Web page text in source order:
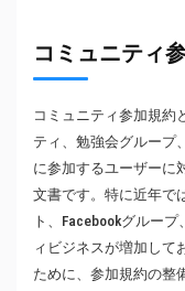
コミュニティ
コミュニティ参加規約
ティ、勉強会グループ
に参加するユーザーに
文書です。特に近年で
ト、Facebookグルー
ィビジネスが増加して
ために、参加規約の整